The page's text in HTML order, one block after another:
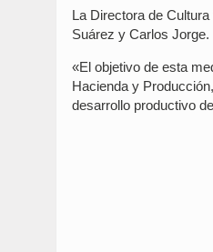
La Directora de
Suárez y Carlos Jorge.
«El objetivo de esta
Hacienda y
desarrollo productivo